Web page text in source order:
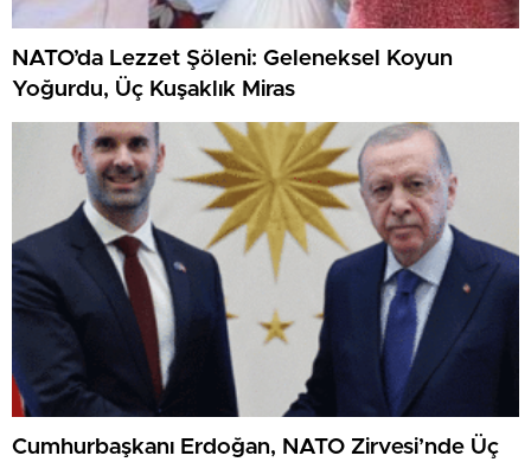
NATO’da Lezzet Şöleni: Geleneksel Koyun
Yoğurdu, Üç Kuşaklık Miras
Cumhurbaşkanı Erdoğan, NATO Zirvesi’nde Üç